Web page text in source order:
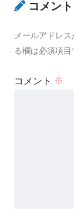
コメン
メールアドレス
る欄は必須項目
コメント ※